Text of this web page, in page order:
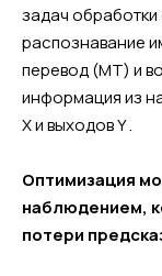
задач обработки
распознавание
перевод (MT) и
информация из
X и выходов Y .
Оптимизация
наблюдением,
потери